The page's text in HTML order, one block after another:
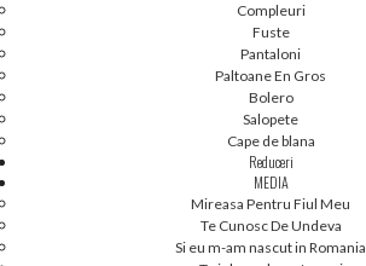
Compleuri
Fuste
Pantaloni
Paltoane En Gros
Bolero
Salopete
Cape de blana
Reduceri
MEDIA
Mireasa Pentru Fiul Meu
Te Cunosc De Undeva
Si eu m-am nascut in Romania
NOU